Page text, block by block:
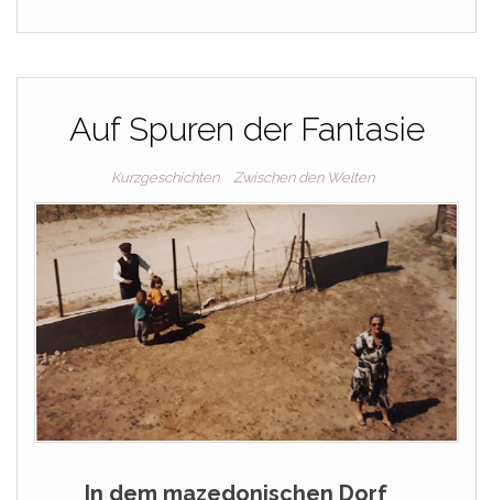
Auf Spuren der Fantasie
Kurzgeschichten Zwischen den Welten
In dem mazedonischen Dorf